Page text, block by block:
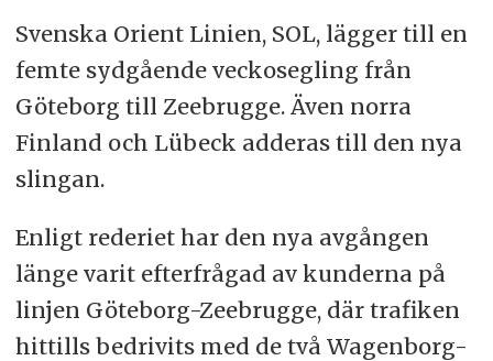
Svenska Orient Linien, SOL, lägger till en
femte sydgående veckosegling från
Göteborg till Zeebrugge. Även norra
Finland och Lübeck adderas till den nya
slingan.
Enligt rederiet har den nya avgången
länge varit efterfrågad av kunderna på
linjen Göteborg-Zeebrugge, där trafiken
hittills bedrivits med de två Wagenborg-